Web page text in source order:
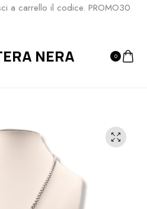
a carrello il codice. PROMO30
NERA 0